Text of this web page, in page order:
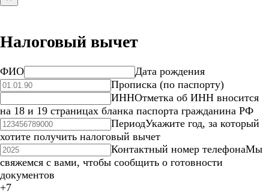
Налоговый вычет
ФИО
Дата рождения
Прописка (по паспорту)
ИННОтметка об ИНН вносится
на 18 и 19 страницах бланка паспорта гражданина РФ
ПериодУкажите год, за который
хотите получить налоговый вычет
Контактный номер телефонаМы
свяжемся с вами, чтобы сообщить о готовности
документов
+7